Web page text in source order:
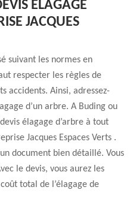
ÉLAGAGE
JACQUES
suivant les normes en
respecter les règles de
accidents. Ainsi, adressez-
d’un arbre. A Buding ou
élagage d’arbre à tout
Jacques Espaces Verts .
document bien détaillé. Vous
le devis, vous aurez les
total de l’élagage de